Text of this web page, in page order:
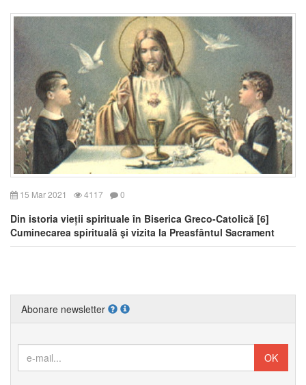
15 Mar 2021 4117 0
Din istoria vieții spirituale în Biserica Greco-Catolică [6]
Cuminecarea spirituală şi vizita la Preasfântul Sacrament
Abonare newsletter